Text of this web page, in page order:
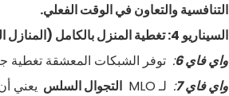
التنافسية والتعاون في الوقت الفعلي.
السيناريو 4: تغطية المنزل بالكامل (المنازل الكبيرة، متعددة الطوابق)
واي فاي6
: توفر الشبكات المعشقة تغطية
واي فاي7
: لـ MLO التجوال السلس يعني